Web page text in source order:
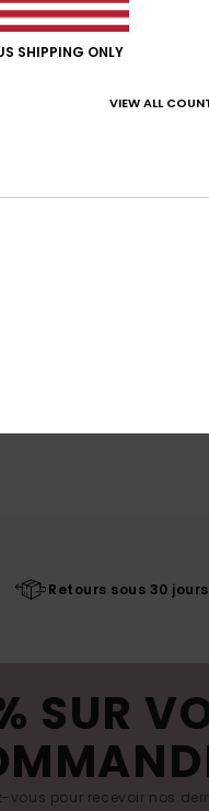
Retours sous 30 jours
SUR
vous pour recevoir nos
SHIPPING ONLY
VIEW ALL